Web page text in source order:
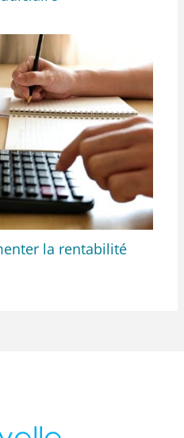
la rentabilité